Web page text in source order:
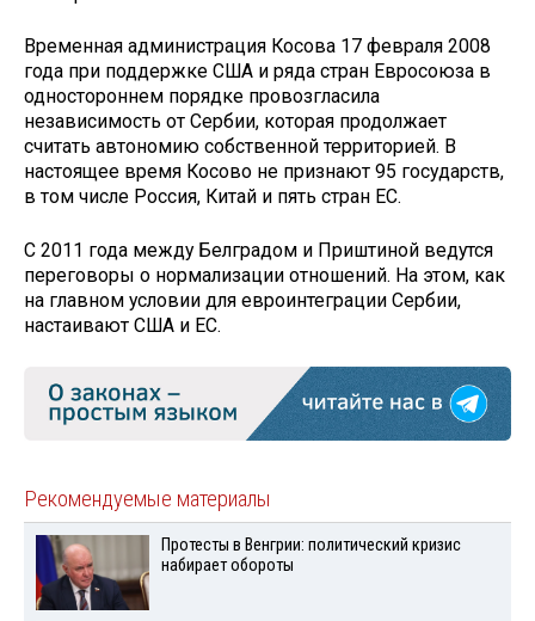
Временная администрация Косова 17 февраля 2008
года при поддержке США и ряда стран Евросоюза в
одностороннем порядке провозгласила
независимость от Сербии, которая продолжает
считать автономию собственной территорией. В
настоящее время Косово не признают 95 государств,
в том числе Россия, Китай и пять стран ЕС.
С 2011 года между Белградом и Приштиной ведутся
переговоры о нормализации отношений. На этом, как
на главном условии для евроинтеграции Сербии,
настаивают США и ЕС.
Рекомендуемые материалы
Протесты в Венгрии: политический кризис
набирает обороты